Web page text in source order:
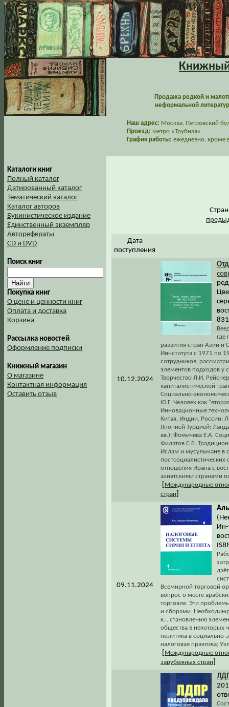
Книжный
Продажа редкой и
неформальной
Наш адрес: Москва, Петровский
Проезд: метро «Трубная»
График работы: ежедневно, кроме
Каталоги книг
Полный каталог
Датированный каталог
Тематический каталог
Каталог авторов
Букинистическое издание
Единственный экземпляр
Авторефераты
CD и DVD
Поиск книг
Покупка книг
О цене и ценности книг
Оплата и доставка
Корзина
Рассылка новостей
Оформление подписки
Книжный магазин
О магазине
Контактная информация
Оставить отзыв
Дата
поступления
10.12.2024
где
развития стран Азии и
Иинститута с 1971 по
сотрудников,
элементов подходов у
Творчество Л.И.
капиталистической
Социально-
Ю.Г. Человек как
Инновационные
Китая, Индии, России;
Японией Турцией;
вв.); Фомичева Е.А.
Филатов С.Б.
Ислам и мусульмане в
отношения Ирана с
азиатскими странами
Международные
стран
09.11.2024
Ин-
Всемирной торговой
вопрос о месте
торговле. Эти
и сборами.
к... становлению
общества в некоторых
политика в социально-
налоговая практика;
Международные
зарубежных стран